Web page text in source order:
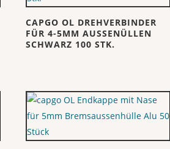
CAPGO OL DREHVERBINDER
FÜR 4-5MM AUSSENÜLLEN
SCHWARZ 100 STK.